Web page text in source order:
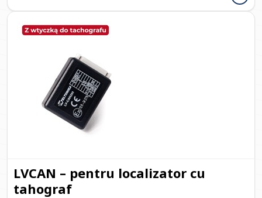
LVCAN – pentru localizator cu
tahograf